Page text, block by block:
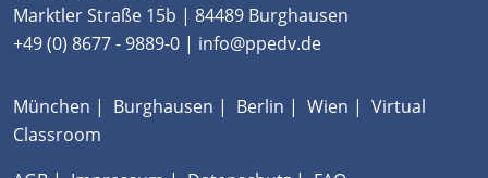
Marktler Straße 15b | 84489 Burghausen
+49 (0) 8677 - 9889-0 | info@ppedv.de
München | Burghausen | Berlin | Wien | Virtual
Classroom